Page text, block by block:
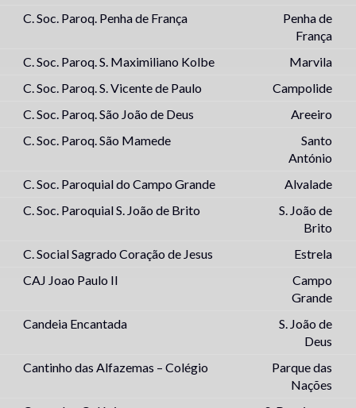
C. Soc. Paroq. Penha de França
Penha de
França
C. Soc. Paroq. S. Maximiliano Kolbe
Marvila
C. Soc. Paroq. S. Vicente de Paulo
Campolide
C. Soc. Paroq. São João de Deus
Areeiro
C. Soc. Paroq. São Mamede
Santo
António
C. Soc. Paroquial do Campo Grande
Alvalade
C. Soc. Paroquial S. João de Brito
S. João de
Brito
C. Social Sagrado Coração de Jesus
Estrela
CAJ Joao Paulo II
Campo
Grande
Candeia Encantada
S. João de
Deus
Cantinho das Alfazemas – Colégio
Parque das
Nações